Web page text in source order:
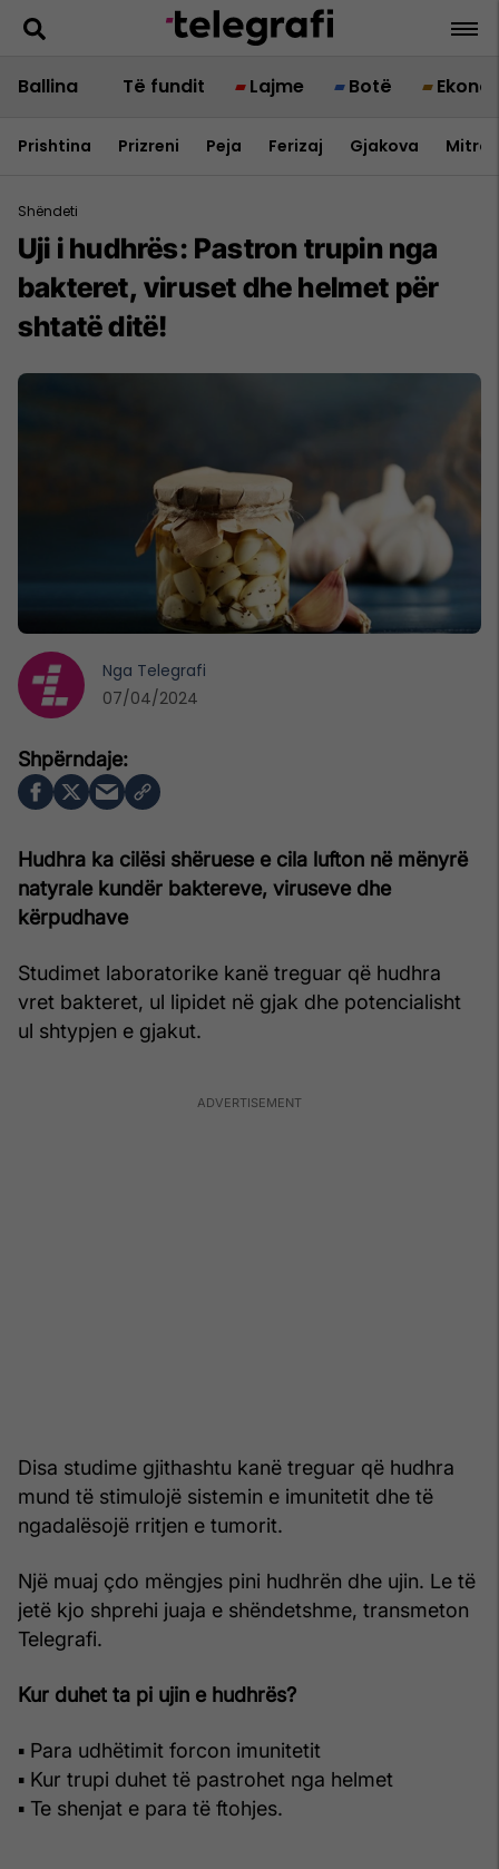
Ballina Të fundit Lajme Botë
Prishtina Prizreni Peja Ferizaj Gjakova
Shëndeti
Uji i hudhrës: Pastron trupin nga
bakteret, viruset dhe helmet për
shtatë ditë!
Hudhra ka cilësi shëruese e cila lufton në mënyrë
natyrale kundër baktereve, viruseve dhe
kërpudhave
Studimet laboratorike kanë treguar që hudhra
vret bakteret, ul lipidet në gjak dhe potencialisht
ul shtypjen e gjakut.
Disa studime gjithashtu kanë treguar që hudhra
mund të stimulojë sistemin e imunitetit dhe të
ngadalësojë rritjen e tumorit.
Një muaj çdo mëngjes pini hudhrën dhe ujin. Le të
jetë kjo shprehi juaja e shëndetshme, transmeton
Telegrafi.
Kur duhet ta pi ujin e hudhrës?
▪ Para udhëtimit forcon imunitetit
▪ Kur trupi duhet të pastrohet nga helmet
▪ Te shenjat e para të ftohjes.
Nga Telegrafi
07/04/2024